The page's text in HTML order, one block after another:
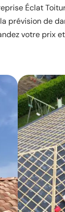
Éclat
prévision de
votre prix